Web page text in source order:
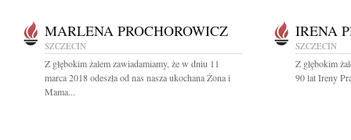
MARLENA PROCHOROWICZ
SZCZECIN
Z głębokim żalem zawiadamiamy, że w dniu 11
marca 2018 odeszła od nas nasza ukochana Żona i
Mama...
IRENA
SZCZECIN
Z głębokim
90 lat Ireny